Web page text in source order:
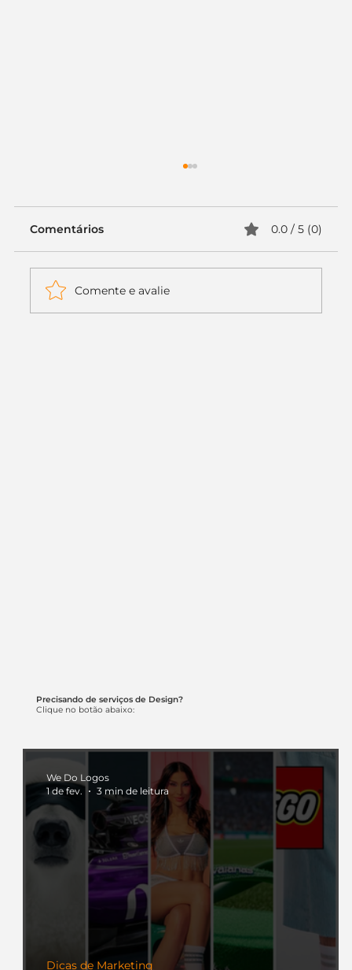
Precisando de serviços de Design?
Clique no botão abaixo:
Dicas de Marketing
We Do Logos
1 de fev.
3 min de leitura
Comentários 0.0 / 5 (0)
Comente e avalie